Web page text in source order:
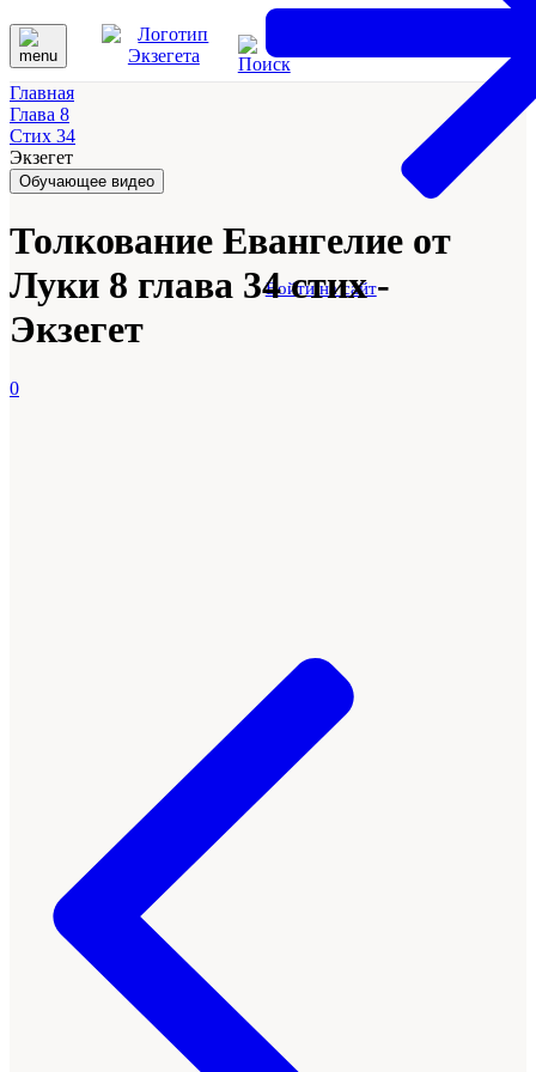
Войти на сайт
Главная
Глава 8
Стих 34
Экзегет
Обучающее видео
Толкование Евангелие от
Луки 8 глава 34 стих -
Экзегет
0